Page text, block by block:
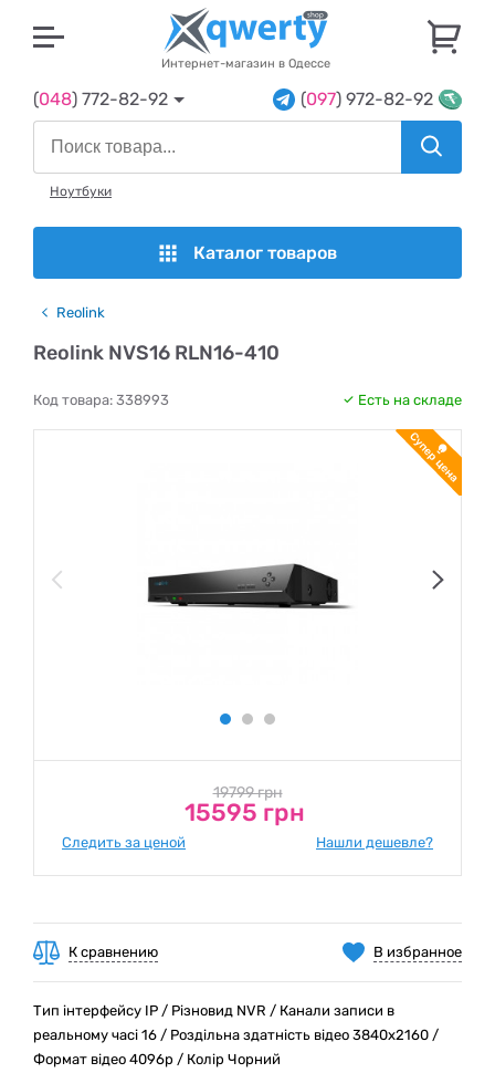
Интернет-магазин в Одессе
(048) 772-82-92 (097) 972-82-92
Ноутбуки
Каталог товаров
Reolink
Reolink NVS16 RLN16-410
Код товара: 338993 Есть на складе
19799 грн
15595 грн
Следить за ценой Нашли дешевле?
В избранное
К сравнению
Тип інтерфейсу IP / Різновид NVR / Канали записи в
реальному часі 16 / Роздільна здатність відео 3840x2160 /
Формат відео 4096p / Колір Чорний